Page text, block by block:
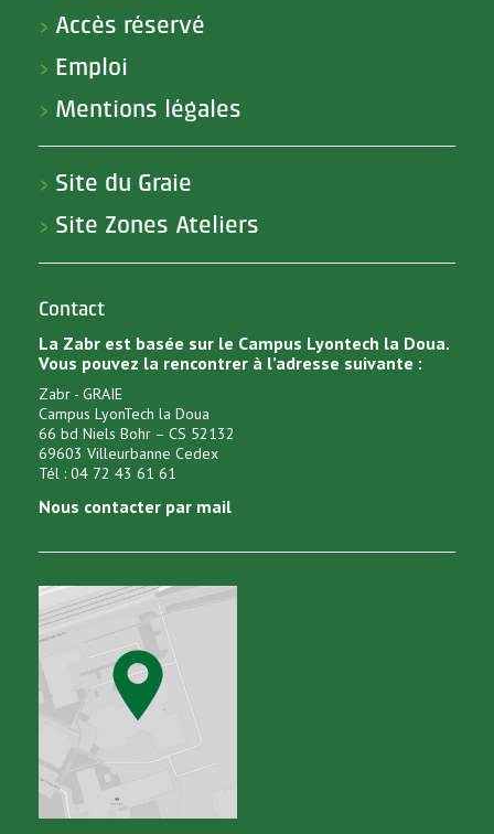
> Accès réservé
> Emploi
> Mentions légales
> Site du Graie
> Site Zones Ateliers
Contact
La Zabr est basée sur le Campus Lyontech la Doua.
Vous pouvez la rencontrer à l’adresse suivante :
Zabr - GRAIE
Campus LyonTech la Doua
66 bd Niels Bohr – CS 52132
69603 Villeurbanne Cedex
Tél : 04 72 43 61 61
Nous contacter par mail